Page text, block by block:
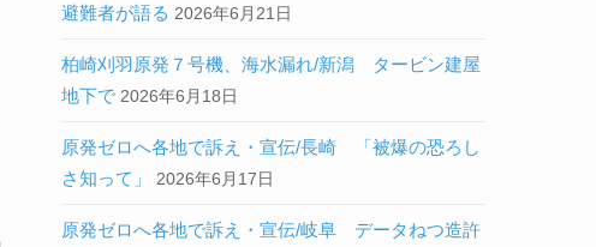
避難者が語る 2026年6月21日
柏崎刈羽原発７号機、海水漏れ/新潟 タービン建屋
地下で 2026年6月18日
原発ゼロへ各地で訴え・宣伝/長崎 「被爆の恐ろし
さ知って」
2026年6月17日
原発ゼロへ各地で訴え・宣伝/岐阜 データねつ造許